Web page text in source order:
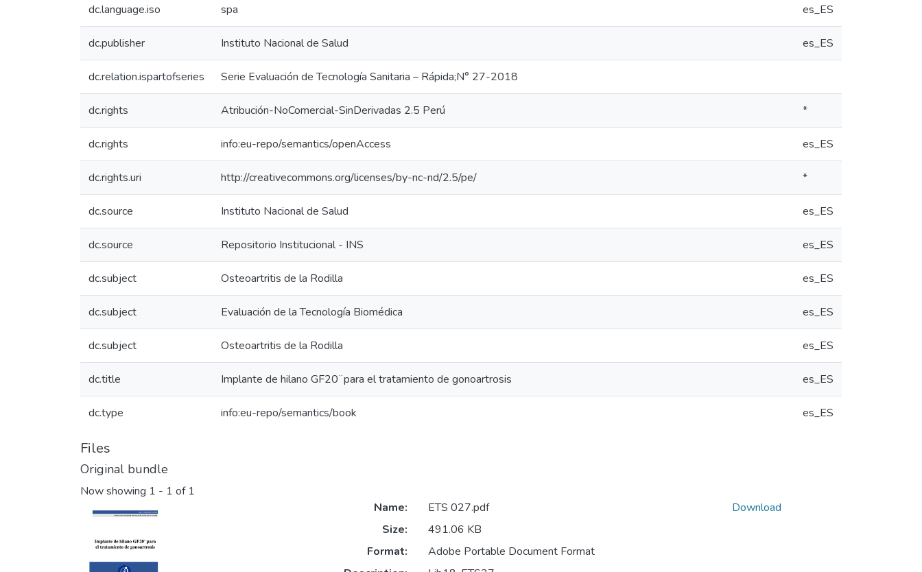
dc.language.iso spa es_ES
dc.publisher Instituto Nacional de Salud es_ES
dc.relation.ispartofseries Serie Evaluación de Tecnología Sanitaria – Rápida;N° 27-2018
dc.rights Atribución-NoComercial-SinDerivadas 2.5 Perú *
dc.rights info:eu-repo/semantics/openAccess es_ES
dc.rights.uri http://creativecommons.org/licenses/by-nc-nd/2.5/pe/ *
dc.source Instituto Nacional de Salud es_ES
dc.source Repositorio Institucional - INS es_ES
dc.subject Osteoartritis de la Rodilla es_ES
dc.subject Evaluación de la Tecnología Biomédica es_ES
dc.subject Osteoartritis de la Rodilla es_ES
dc.title Implante de hilano GF20 ̈ para el tratamiento de gonoartrosis es_ES
dc.type info:eu-repo/semantics/book es_ES
Files
Original bundle
Now showing 1 - 1 of 1
Name:
ETS 027.pdf
Size:
491.06 KB
Format:
Adobe Portable Document Format
Download